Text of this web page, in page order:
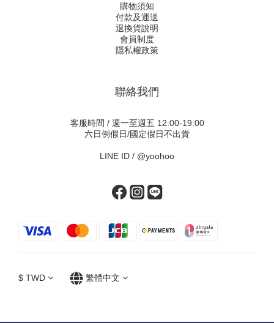
購物須知
付款及運送
退換貨說明
會員制度
隱私權政策
聯絡我們
客服時間 / 週一至週五 12:00-19:00
六日例假日/國定假日不出貨
LINE ID / @yoohoo
$ TWD 繁體中文